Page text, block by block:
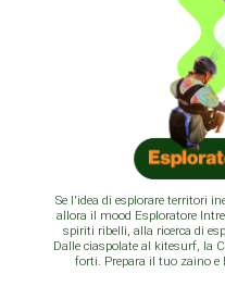
Se l'idea di esplorare territori
allora il mood Esploratore
spiriti ribelli, alla ricerca di
Dalle ciaspolate al kitesurf, la
forti. Prepara il tuo zaino